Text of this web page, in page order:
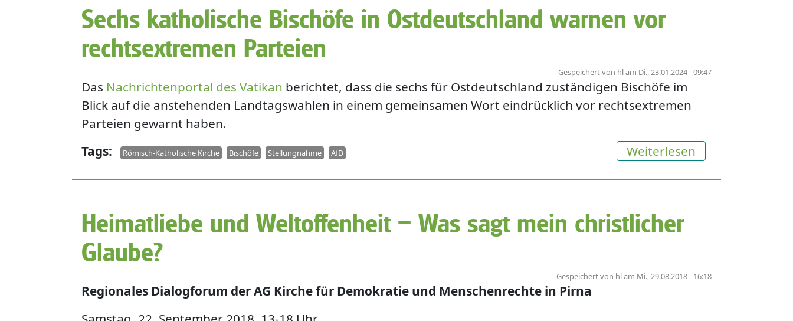
Sechs katholische Bischöfe in Ostdeutschland warnen vor
rechtsextremen Parteien
Gespeichert von hlam Di., 23.01.2024 - 09:47
Das Nachrichtenportal des Vatikan berichtet, dass die sechs für Ostdeutschland zuständigen Bischöfe im
Blick auf die anstehenden Landtagswahlen in einem gemeinsamen Wort eindrücklich vor rechtsextremen
Parteien gewarnt haben.
Weiterlesenüber Sechs
Tags Römisch-Katholische Kirche Bischöfe Stellungnahme AfD
Heimatliebe und Weltoffenheit – Was sagt mein christlicher
Glaube?
Gespeichert von hlam Mi., 29.08.2018 - 16:18
Regionales Dialogforum der AG Kirche für Demokratie und Menschenrechte in Pirna